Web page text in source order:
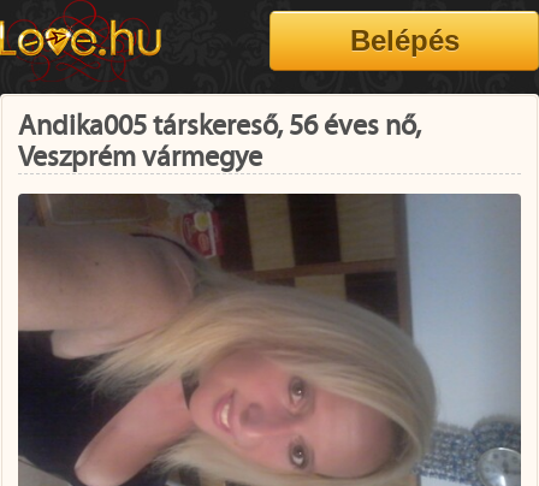
Andika005 társkereső, 56 éves nő,
Veszprém vármegye